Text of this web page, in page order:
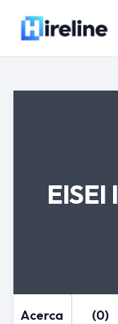
EISEI
Acerca
(0)